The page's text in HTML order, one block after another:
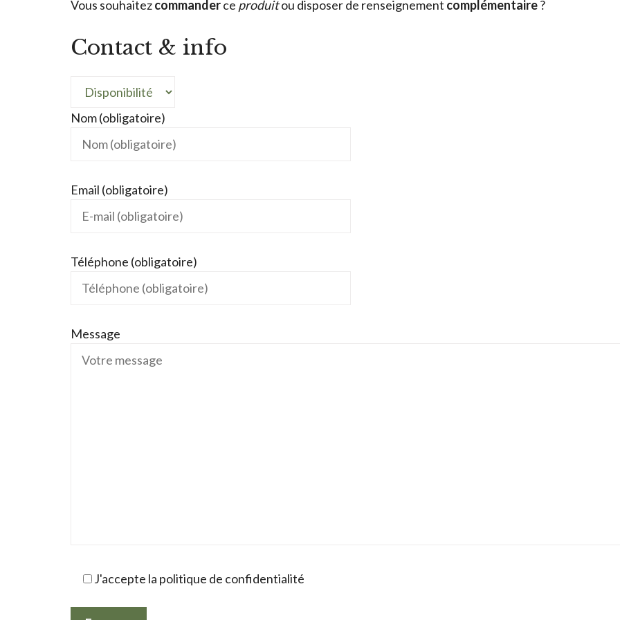
Vous souhaitezcommanderce produitou disposer de renseignement complémentaire?
Contact & info
Nom (obligatoire)
Email (obligatoire)
Téléphone (obligatoire)
Message
J'accepte la politique de confidentialité